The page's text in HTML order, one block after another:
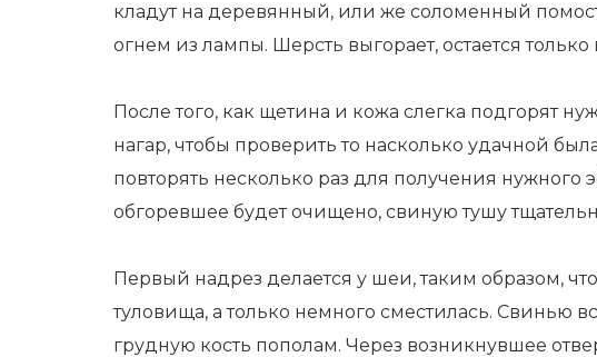
кладут на деревянный, или же соломенный
огнем из лампы. Шерсть выгорает, остается только
После того, как щетина и кожа слегка подгорят
нагар, чтобы проверить то насколько удачной
повторять несколько раз для получения нужного
обгоревшее будет очищено, свиную тушу
Первый надрез делается у шеи, таким образом,
туловища, а только немного сместилась. Свинью
грудную кость пополам. Через возникнувшее